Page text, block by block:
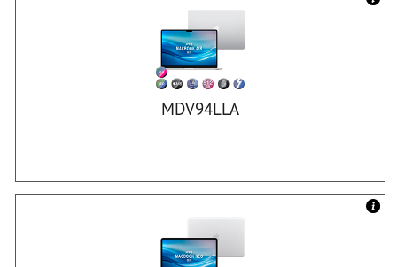
MDV94LLA